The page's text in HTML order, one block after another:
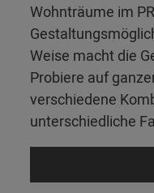
Wohnträume im
Weise macht die
Probiere auf
verschiedene
unterschiedliche